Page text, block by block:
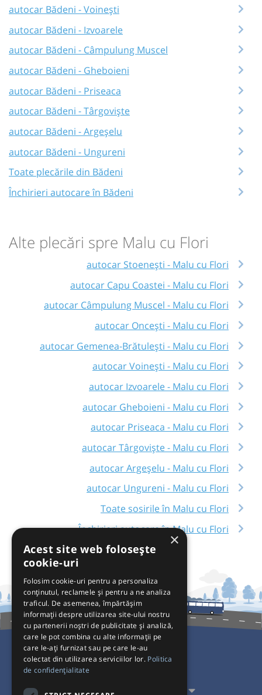
autocar Bădeni - Voinești
autocar Bădeni - Izvoarele
autocar Bădeni - Câmpulung Muscel
autocar Bădeni - Gheboieni
autocar Bădeni - Priseaca
autocar Bădeni - Târgoviște
autocar Bădeni - Argeșelu
autocar Bădeni - Ungureni
Toate plecările din Bădeni
Închirieri autocare în Bădeni
Alte plecări spre Malu cu Flori
autocar Stoenești - Malu cu Flori
autocar Capu Coastei - Malu cu Flori
autocar Câmpulung Muscel - Malu cu Flori
autocar Oncești - Malu cu Flori
autocar Gemenea-Brătulești - Malu cu Flori
autocar Voinești - Malu cu Flori
autocar Izvoarele - Malu cu Flori
autocar Gheboieni - Malu cu Flori
autocar Priseaca - Malu cu Flori
autocar Târgoviște - Malu cu Flori
autocar Argeșelu - Malu cu Flori
autocar Ungureni - Malu cu Flori
Toate sosirile în Malu cu Flori
Închirieri autocare în Malu cu Flori
Pentru Călători
Pentru Transportatori
×
Acest site web folosește
cookie-uri
Folosim cookie-uri pentru a personaliza
conținutul, reclamele și pentru a ne analiza
traficul. De asemenea, împărtășim
informații despre utilizarea site-ului nostru
cu partenerii noștri de publicitate și analiză,
care le pot combina cu alte informații pe
care le-ați furnizat sau pe care le-au
colectat din utilizarea serviciilor lor. Politica
de confidențialitate